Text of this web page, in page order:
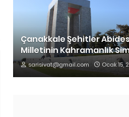
Çanakkale Şehitler
Milletinin Kahramanlık
sarisivat@gmail.com Ocak 15,